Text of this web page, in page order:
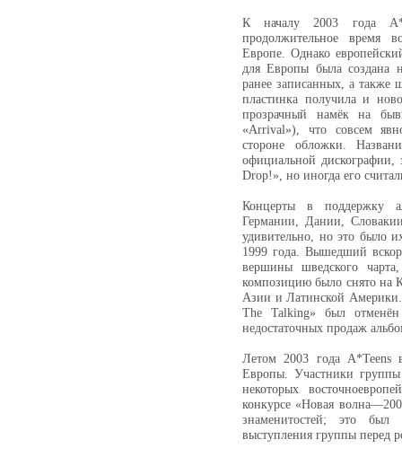
К началу 2003 года
продолжительное время
Европе. Однако
для Европы была создана
ранее записанных, а также
пластинка получила и
прозрачный намёк на
«Arrival»), что совсем
стороне обложки.
официальной дискографии,
Drop!», но иногда его
Концерты в поддержку
Германии, Дании,
удивительно, но это было
1999 года. Вышедший
вершины шведского
композицию было снято на
Азии и Латинской
The Talking» был
недостаточных продаж
Летом 2003 года A*Teens
Европы. Участники
некоторых
конкурсе «Новая
знаменитостей; это был
выступления группы перед